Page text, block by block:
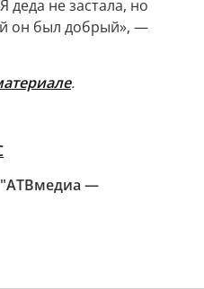
деда не застала, но
он был добрый», —
.
"АТВмедиа —